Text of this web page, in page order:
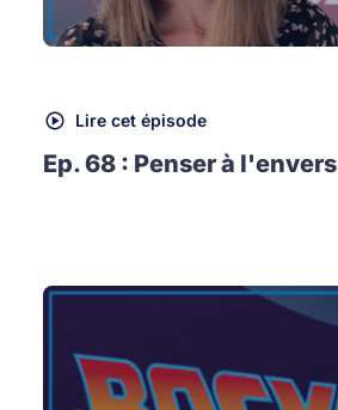
Lire cet épisode
Ep. 68 : Penser à l'envers